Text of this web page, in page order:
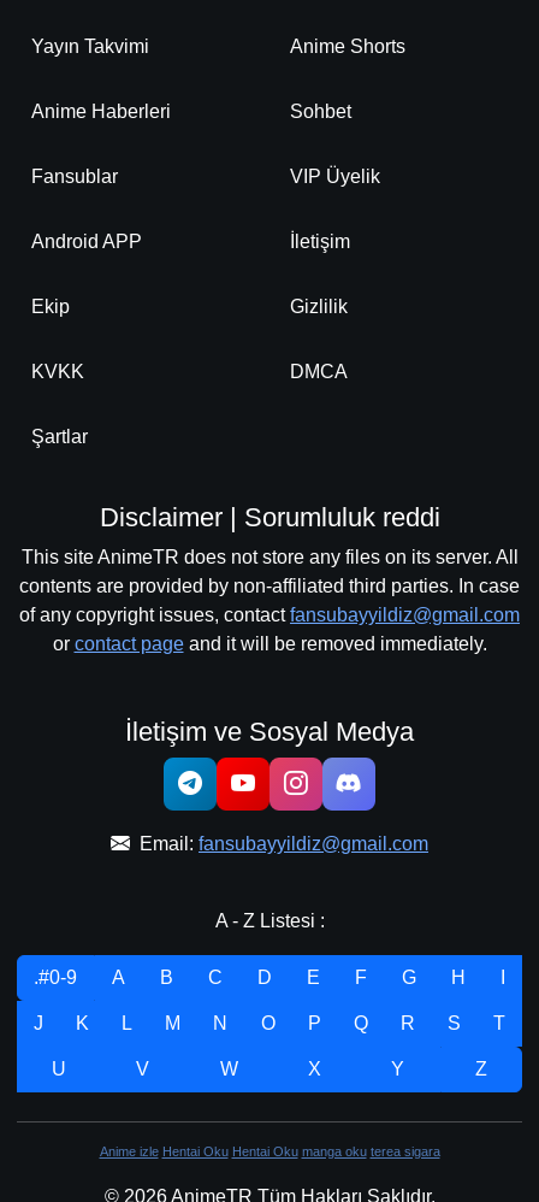
Yayın Takvimi Anime Shorts
Anime Haberleri Sohbet
Fansublar VIP Üyelik
Android APP İletişim
Ekip Gizlilik
KVKK DMCA
Şartlar
Disclaimer | Sorumluluk reddi
This site AnimeTR does not store any files on its server. All
contents are provided by non-affiliated third parties. In case
of any copyright issues, contactfansubayyildiz@gmail.com
or contact pageand it will be removed immediately.
İletişim ve Sosyal Medya
Email: fansubayyildiz@gmail.com
A - Z Listesi :
.#0-9 A B C D E F G H
J K L M N O P Q R S T
U V W X Y Z
Anime izle Hentai Oku Hentai Oku manga oku terea sigara
© 2026 AnimeTR Tüm Hakları Saklıdır.